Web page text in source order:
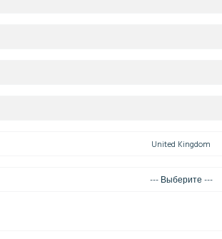
United Kingdom
--- Выберите ---